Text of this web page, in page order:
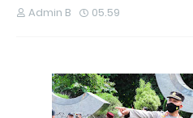
Admin B 05.59